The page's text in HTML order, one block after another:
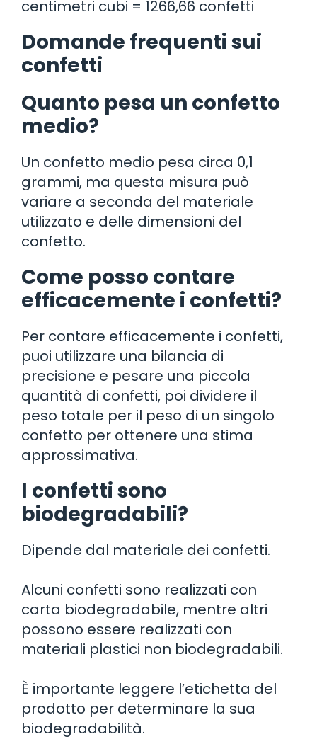
centimetri cubi = 1266,66 confetti
Domande frequenti sui
confetti
Quanto pesa un confetto
medio?
Un confetto medio pesa circa 0,1
grammi, ma questa misura può
variare a seconda del materiale
utilizzato e delle dimensioni del
confetto.
Come posso contare
efficacemente i confetti?
Per contare efficacemente i confetti,
puoi utilizzare una bilancia di
precisione e pesare una piccola
quantità di confetti, poi dividere il
peso totale per il peso di un singolo
confetto per ottenere una stima
approssimativa.
I confetti sono
biodegradabili?
Dipende dal materiale dei confetti.
Alcuni confetti sono realizzati con
carta biodegradabile, mentre altri
possono essere realizzati con
materiali plastici non biodegradabili.
È importante leggere l’etichetta del
prodotto per determinare la sua
biodegradabilità.